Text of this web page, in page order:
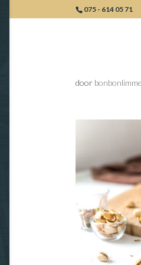
075 - 614 05 71
door